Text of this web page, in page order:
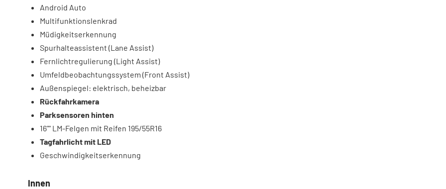
Android Auto
Multifunktionslenkrad
Müdigkeitserkennung
Spurhalteassistent (Lane Assist)
Fernlichtregulierung (Light Assist)
Umfeldbeobachtungssystem (Front Assist)
Außenspiegel: elektrisch, beheizbar
Rückfahrkamera
Parksensoren hinten
16"" LM-Felgen mit Reifen 195/55R16
Tagfahrlicht mit LED
Geschwindigkeitserkennung
Innen